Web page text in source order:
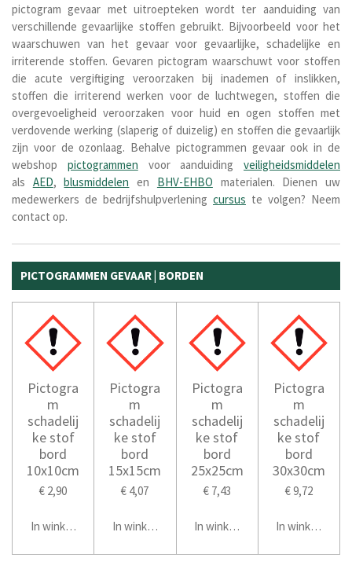
pictogram gevaar met uitroepteken wordt ter aanduiding van
verschillende gevaarlijke stoffen gebruikt. Bijvoorbeeld voor het
waarschuwen van het gevaar voor gevaarlijke, schadelijke en
irriterende stoffen. Gevaren pictogram waarschuwt voor stoffen
die acute vergiftiging veroorzaken bij inademen of inslikken,
stoffen die irriterend werken voor de luchtwegen, stoffen die
overgevoeligheid veroorzaken voor huid en ogen stoffen met
verdovende werking (slaperig of duizelig) en stoffen die gevaarlijk
zijn voor de ozonlaag. Behalve pictogrammen gevaar ook in de
webshop pictogrammen voor aanduiding veiligheidsmiddelen
als AED,blusmiddelen en BHV-EHBO materialen. Dienen uw
medewerkers de bedrijfshulpverlening cursus te volgen? Neem
contact op.
PICTOGRAMMEN GEVAAR | BORDEN
Pictogra
m
schadelij
ke stof
bord
10x10cm
€ 2,90
In winkelwagen
Pictogra
m
schadelij
ke stof
bord
15x15cm
€ 4,07
In winkelwagen
Pictogra
m
schadelij
ke stof
bord
25x25cm
€ 7,43
In winkelwagen
Pictogra
m
schadelij
ke stof
bord
30x30cm
€ 9,72
In winkelwagen